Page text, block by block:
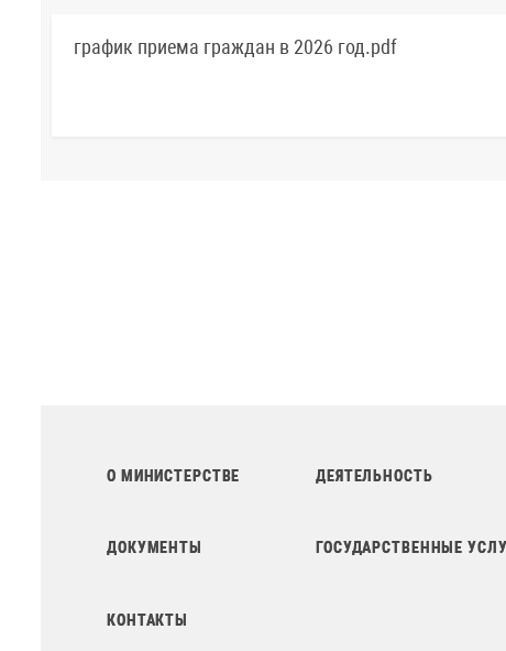
график приема граждан в 2026 год.pdf
О МИНИСТЕРСТВЕ ДЕЯТЕЛЬНОСТЬ
ДОКУМЕНТЫ ГОСУДАРСТВЕННЫЕ
КОНТАКТЫ